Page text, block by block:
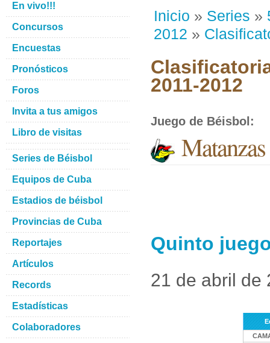
Inicio » Series »
2012 »
2011-2012
Juego de Béisbol :
Quinto
21 de abril de
En vivo!!!
Concursos
Encuestas
Pronósticos
Foros
Invita a tus amigos
Libro de visitas
Series de Béisbol
Equipos de Cuba
Estadios de béisbol
Provincias de Cuba
Reportajes
Artículos
Records
Estadísticas
Colaboradores